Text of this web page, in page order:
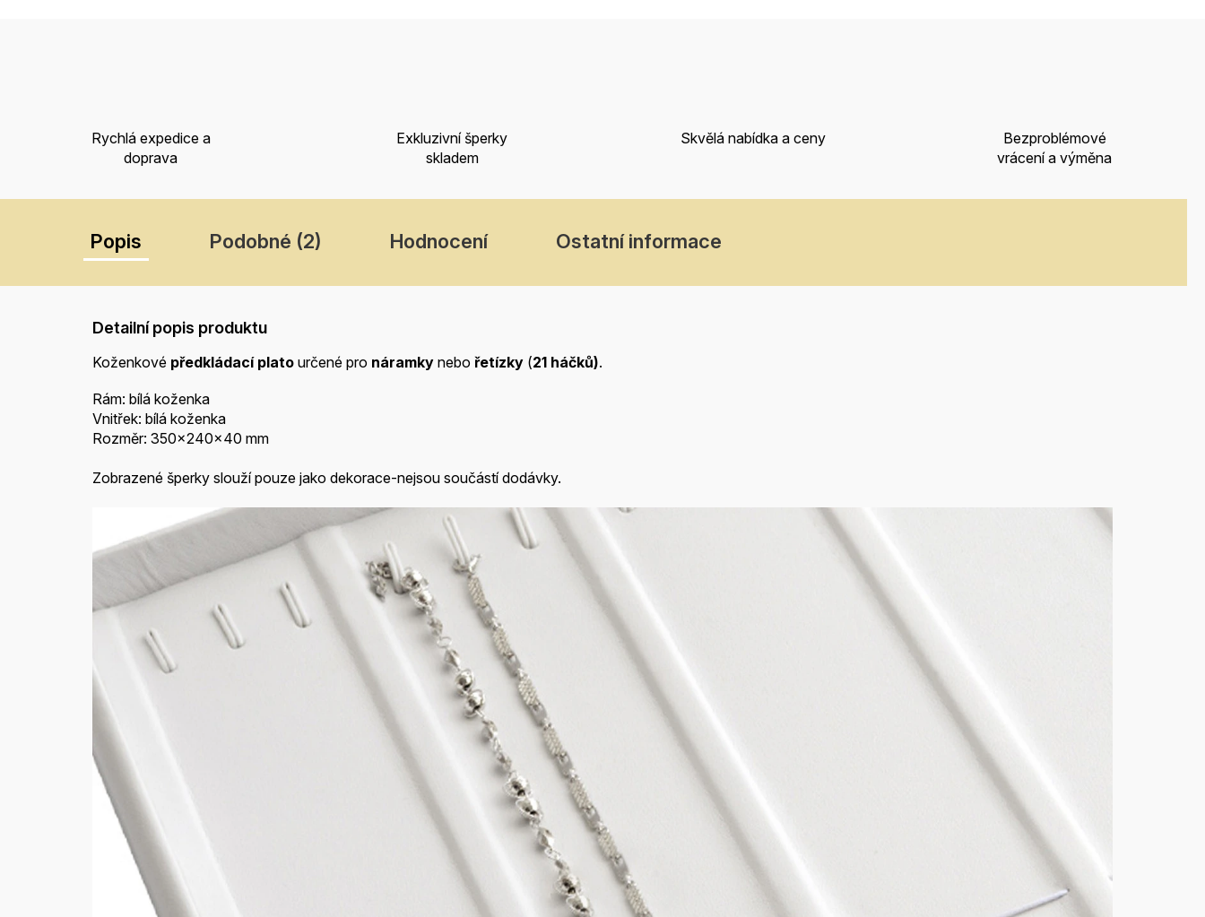
Rychlá expedice a
doprava
Exkluzivní šperky
skladem
Skvělá nabídka a ceny
Bezproblémové
vrácení a výměna
Popis Podobné (2) Hodnocení Ostatní informace
Detailní popis produktu
Koženkové předkládací plato určené pro náramky nebo řetízky (21 háčků).
Rám: bílá koženka
Vnitřek: bílá koženka
Rozměr: 350x240x40 mm
Zobrazené šperky slouží pouze jako dekorace-nejsou součástí dodávky.